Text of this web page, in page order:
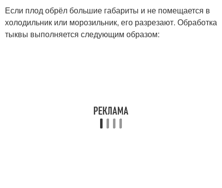
Если плод обрёл большие габариты и не помещается в
холодильник или морозильник, его разрезают. Обработка
тыквы выполняется следующим образом: